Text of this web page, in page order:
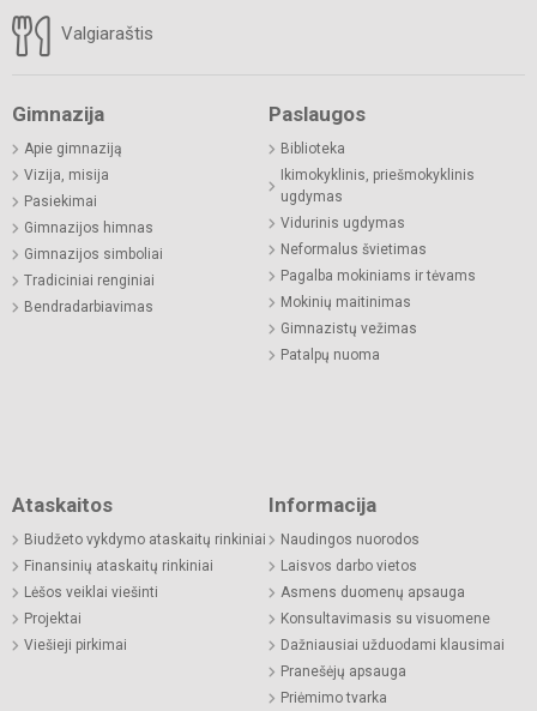
Valgiaraštis
Gimnazija
Apie gimnaziją
Vizija, misija
Pasiekimai
Gimnazijos himnas
Gimnazijos simboliai
Tradiciniai renginiai
Bendradarbiavimas
Paslaugos
Biblioteka
Ikimokyklinis, priešmokyklinis
ugdymas
Vidurinis ugdymas
Neformalus švietimas
Pagalba mokiniams ir tėvams
Mokinių maitinimas
Gimnazistų vežimas
Patalpų nuoma
Ataskaitos
Biudžeto vykdymo ataskaitų rinkiniai
Finansinių ataskaitų rinkiniai
Lėšos veiklai viešinti
Projektai
Viešieji pirkimai
Informacija
Naudingos nuorodos
Laisvos darbo vietos
Asmens duomenų apsauga
Konsultavimasis su visuomene
Dažniausiai užduodami klausimai
Pranešėjų apsauga
Priėmimo tvarka